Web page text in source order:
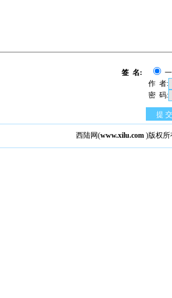
签 名:
作 者:
密 码:
提 交
西陆网(www.xilu.com )版权